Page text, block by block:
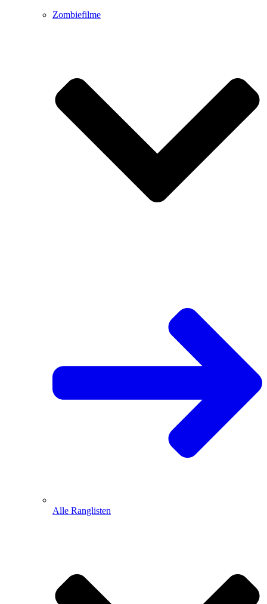
Zombiefilme
Alle Ranglisten